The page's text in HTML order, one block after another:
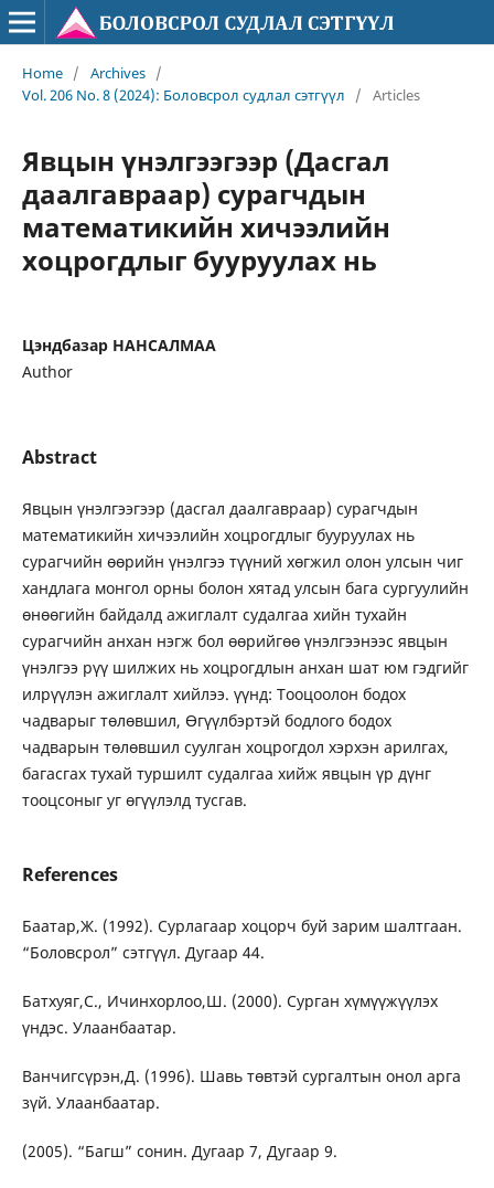
Home / Archives /
Vol. 206 No. 8 (2024): Боловсрол судлал сэтгүүл
/ Articles
Явцын үнэлгээгээр (Дасгал
даалгавраар) сурагчдын
математикийн хичээлийн
хоцрогдлыг бууруулах нь
Цэндбазар НАНСАЛМАА
Author
Abstract
Явцын үнэлгээгээр (дасгал даалгавраар) сурагчдын
математикийн хичээлийн хоцрогдлыг бууруулах нь
сурагчийн өөрийн үнэлгээ түүний хөгжил олон улсын чиг
хандлага монгол орны болон хятад улсын бага сургуулийн
өнөөгийн байдалд ажиглалт судалгаа хийн тухайн
сурагчийн анхан нэгж бол өөрийгөө үнэлгээнээс явцын
үнэлгээ рүү шилжих нь хоцрогдлын анхан шат юм гэдгийг
илрүүлэн ажиглалт хийлээ. үүнд: Тооцоолон бодох
чадварыг төлөвшил, Өгүүлбэртэй бодлого бодох
чадварын төлөвшил суулган хоцрогдол хэрхэн арилгах,
багасгах тухай туршилт судалгаа хийж явцын үр дүнг
тооцсоныг уг өгүүлэлд тусгав.
References
Баатар,Ж. (1992). Сурлагаар хоцорч буй зарим шалтгаан.
“Боловсрол” сэтгүүл. Дугаар 44.
Батхуяг,С., Ичинхорлоо,Ш. (2000). Сурган хүмүүжүүлэх
үндэс. Улаанбаатар.
Ванчигсүрэн,Д. (1996). Шавь төвтэй сургалтын онол арга
зүй. Улаанбаатар.
(2005). “Багш” сонин. Дугаар 7, Дугаар 9.